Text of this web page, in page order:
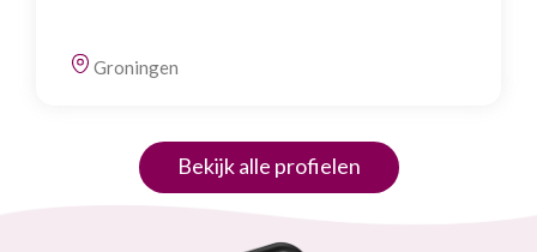
Groningen
Bekijk alle profielen